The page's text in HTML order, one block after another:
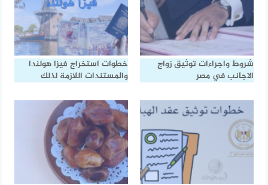
شروط واجراءات توثيق زواج
الاجانب في مصر
خطوات استخراج فيزا هولندا
والمستندات اللازمة لذلك